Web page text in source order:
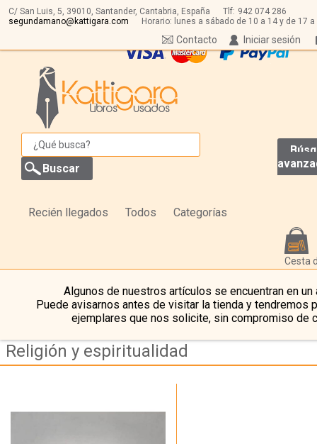
C/ San Luis, 5, 39010, Santander, Cantabria, España Tlf: 942 074 286
segundamano@kattigara.com
Horario: lunes a sábado de 10 a 14 y de 17 a
Iniciar sesión
Contacto
Recién llegados Todos Categorías
Cesta
Algunos de nuestros artículos se encuentran en un
Puede avisarnos antes de visitar la tienda y tendremos
ejemplares que nos solicite, sin compromiso de
Religión y espiritualidad